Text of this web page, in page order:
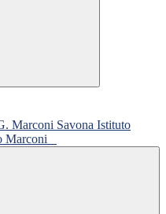
Istituto
Marconi